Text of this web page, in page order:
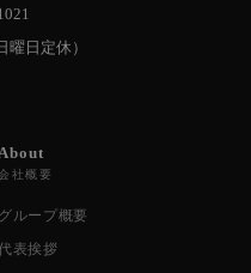
日定休）
About
社概要
グループ概要
表挨拶